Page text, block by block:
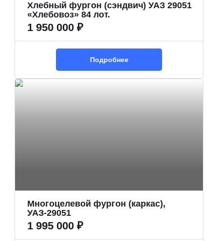
Хлебный фургон (сэндвич) УАЗ 29051
«Хлебовоз» 84 лот.
1 950 000 ₽
Подробнее
Многоцелевой фургон (каркас),
УАЗ-29051
1 995 000 ₽